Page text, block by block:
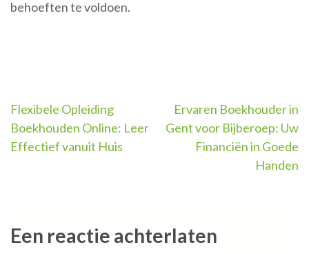
behoeften te voldoen.
Berichtnavigatie
Flexibele Opleiding
Boekhouden Online: Leer
Effectief vanuit Huis
Ervaren Boekhouder in
Gent voor Bijberoep: Uw
Financiën in Goede
Handen
Een reactie achterlaten